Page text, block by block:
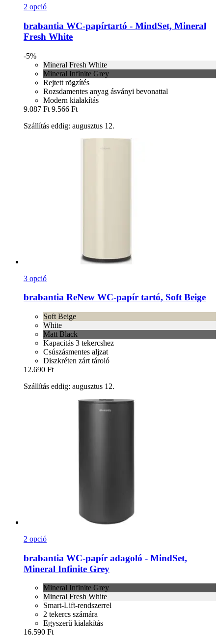
2 opció
brabantia WC-​papírtartó -​ MindSet, Mineral
Fresh White
-5%
Mineral Fresh White
Mineral Infinite Grey
Rejtett rögzítés
Rozsdamentes anyag ásványi bevonattal
Modern kialakítás
9.087 Ft 9.566 Ft
Szállítás eddig: augusztus 12.
3 opció
brabantia ReNew WC-​papír tartó, Soft Beige
Soft Beige
White
Matt Black
Kapacitás 3 tekercshez
Csúszásmentes aljzat
Diszkréten zárt tároló
12.690 Ft
Szállítás eddig: augusztus 12.
2 opció
brabantia WC-​papír adagoló -​ MindSet,
Mineral Infinite Grey
Mineral Infinite Grey
Mineral Fresh White
Smart-Lift-rendszerrel
2 tekercs számára
Egyszerű kialakítás
16.590 Ft